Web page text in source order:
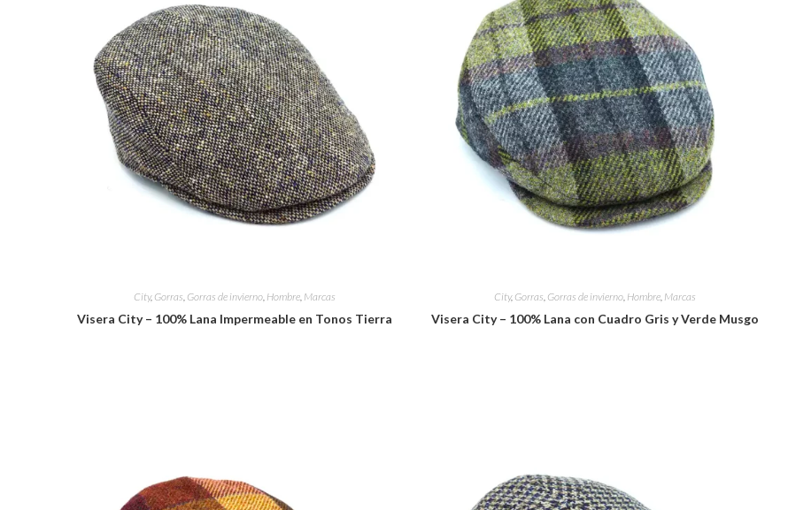
City, Gorras, Gorras de invierno, Hombre, Marcas
Visera City – 100% Lana Impermeable en Tonos Tierra
City, Gorras, Gorras de invierno, Hombre, Marcas
Visera City – 100% Lana con Cuadro Gris y Verde Musgo